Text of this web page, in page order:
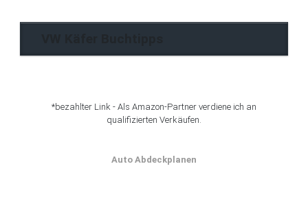
*bezahlter Link - Als Amazon-Partner verdiene ich an
qualifizierten Verkäufen.
Auto Abdeckplanen